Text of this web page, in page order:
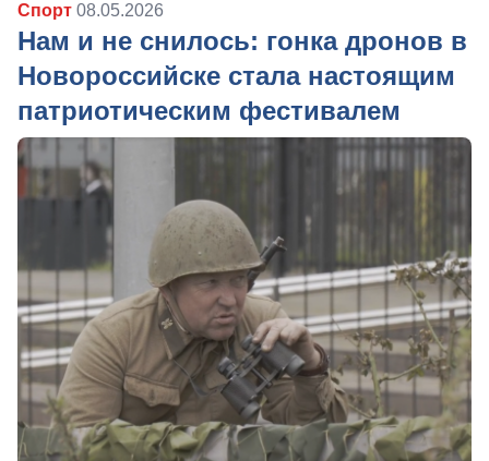
Спорт 08.05.2026
Нам и не снилось: гонка дронов в
Новороссийске стала настоящим
патриотическим фестивалем